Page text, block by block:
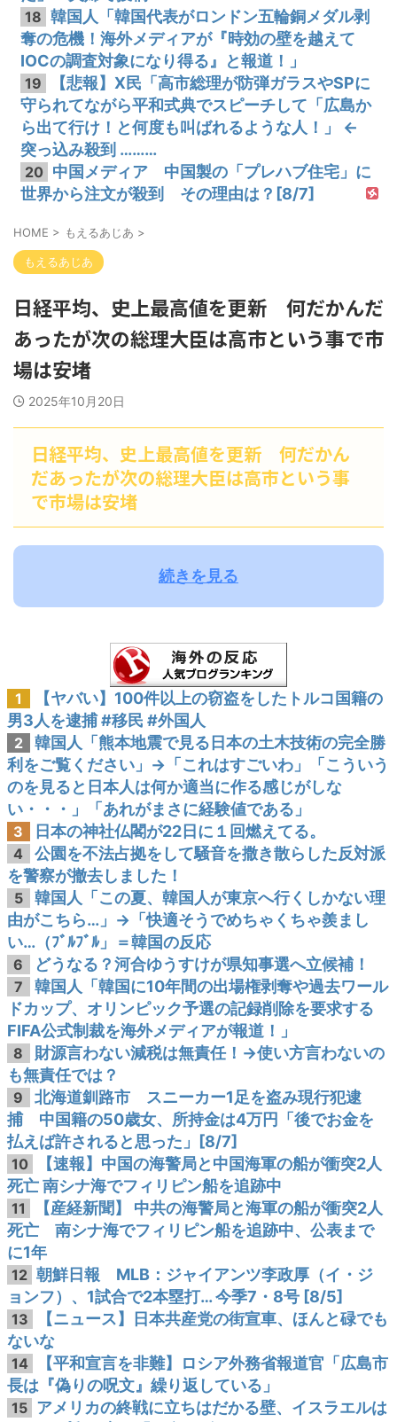
18 韓国人「韓国代表がロンドン五輪銅メダル剥
奪の危機！海外メディアが『時効の壁を越えて
IOCの調査対象になり得る』と報道！」
19
【悲報】X民「高市総理が防弾ガラスやSPに
守られてながら平和式典でスピーチして「広島か
ら出て行け！と何度も叫ばれるような人！」 ←
突っ込み殺到 ………
20 中国メディア 中国製の「プレハブ住宅」に
世界から注文が殺到 その理由は？[8/7]
HOME > もえるあじあ >
もえるあじあ
日経平均、史上最高値を更新 何だかんだ
あったが次の総理大臣は高市という事で市
場は安堵
2025年10月20日
日経平均、史上最高値を更新 何だかん
だあったが次の総理大臣は高市という事
で市場は安堵
続きを見る
1
【ヤバい】100件以上の窃盗をしたトルコ国籍の
男3人を逮捕 #移民 #外国人
2
韓国人「熊本地震で見る日本の土木技術の完全勝
利をご覧ください」→「これはすごいわ」「こういう
のを見ると日本人は何か適当に作る感じがしな
い・・・」「あれがまさに経験値である」
3 日本の神社仏閣が22日に１回燃えてる。
4
公園を不法占拠をして騒音を撒き散らした反対派
を警察が撤去しました！
5
韓国人「この夏、韓国人が東京へ行くしかない理
由がこちら…」→「快適そうでめちゃくちゃ羨まし
い…（ﾌﾞﾙﾌﾞﾙ」＝韓国の反応
6 どうなる？河合ゆうすけが県知事選へ立候補！
7
韓国人「韓国に10年間の出場権剥奪や過去ワール
ドカップ、オリンピック予選の記録削除を要求する
FIFA公式制裁を海外メディアが報道！」
8
財源言わない減税は無責任！→使い方言わないの
も無責任では？
9
北海道釧路市 スニーカー1足を盗み現行犯逮
捕 中国籍の50歳女、所持金は4万円「後でお金を
払えば許されると思った」[8/7]
10
【速報】中国の海警局と中国海軍の船が衝突2人
死亡 南シナ海でフィリピン船を追跡中
11
【産経新聞】 中共の海警局と海軍の船が衝突2人
死亡 南シナ海でフィリピン船を追跡中、公表まで
に1年
12 朝鮮日報 MLB：ジャイアンツ李政厚（イ・ジ
ョンフ）、1試合で2本塁打… 今季7・8号 [8/5]
13
【ニュース】日本共産党の街宣車、ほんと碌でも
ないな
14
【平和宣言を非難】ロシア外務省報道官「広島市
長は『偽りの呪文』繰り返している」
15 アメリカの終戦に立ちはだかる壁、イスラエルは